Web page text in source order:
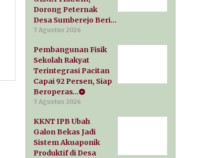
Dorong Peternak
Desa Sumberejo Beri…
7 Agustus 2026
Pembangunan Fisik
Sekolah Rakyat
Terintegrasi Pacitan
Capai 92 Persen, Siap
Beroperas…
7 Agustus 2026
KKNT IPB Ubah
Galon Bekas Jadi
Sistem Akuaponik
Produktif di Desa